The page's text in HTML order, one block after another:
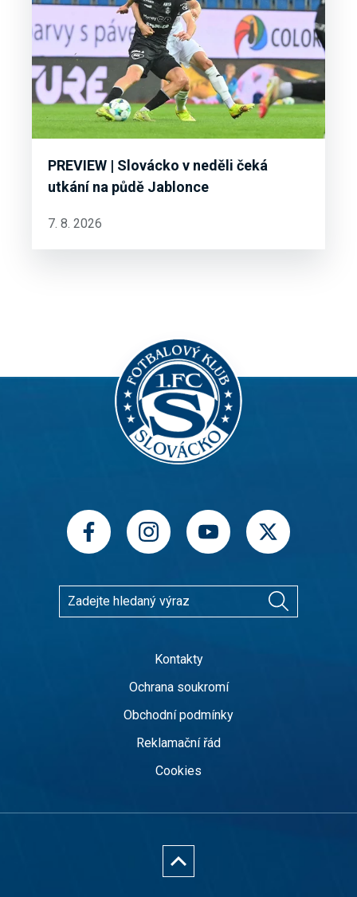
PREVIEW | Slovácko v neděli čeká
utkání na půdě Jablonce
7. 8. 2026
Kontakty
Ochrana soukromí
Obchodní podmínky
Reklamační řád
Cookies